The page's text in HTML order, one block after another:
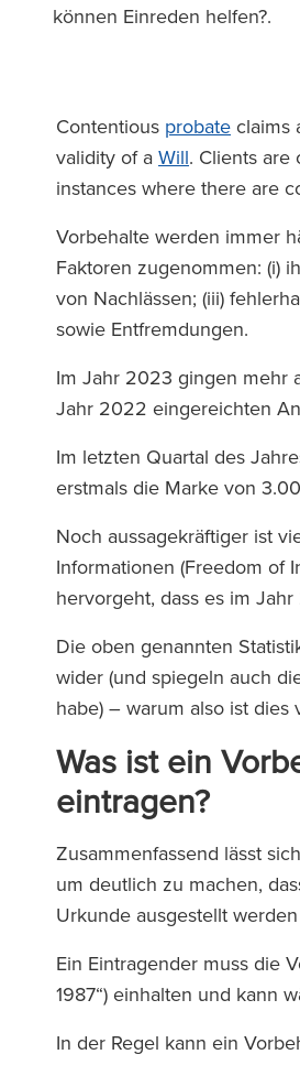
können Einreden helfen?.
Contentious probate claims
validity of a Will. Clients
instances where there are
Vorbehalte werden immer
Faktoren zugenommen: (i)
von Nachlässen; (iii)
sowie Entfremdungen.
Im Jahr 2023 gingen mehr
Jahr 2022 eingereichten
Im letzten Quartal des
erstmals die Marke von
Noch aussagekräftiger ist
Informationen (Freedom of
hervorgeht, dass es im
Die oben genannten
wider (und spiegeln auch
habe) – warum also ist dies
Was ist ein
eintragen?
Zusammenfassend lässt
um deutlich zu machen,
Urkunde ausgestellt
Ein Eintragender muss die
1987“) einhalten und kann
In der Regel kann ein